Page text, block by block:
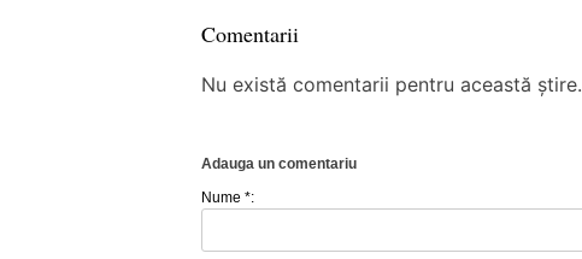
Comentarii
Nu există comentarii pentru această știre.
Adauga un comentariu
Nume *: